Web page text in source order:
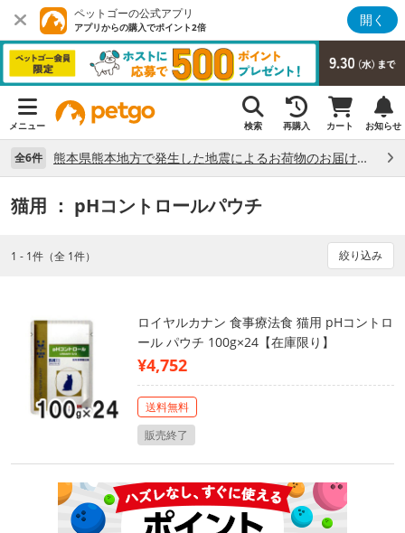
ペットゴーの公式アプリ
アプリからの購入でポイント2倍 開く
メニュー 検索 再購入 カート お知らせ
全6件 熊本県熊本地方で発生した地震によるお荷物のお届け状況について （7/28）
猫用 ： pHコントロールパウチ
1 - 1件（全 1件） 絞り込み
ロイヤルカナン 食事療法食 猫用 pHコントロ
ール パウチ 100g×24【在庫限り】
¥4,752
送料無料
販売終了